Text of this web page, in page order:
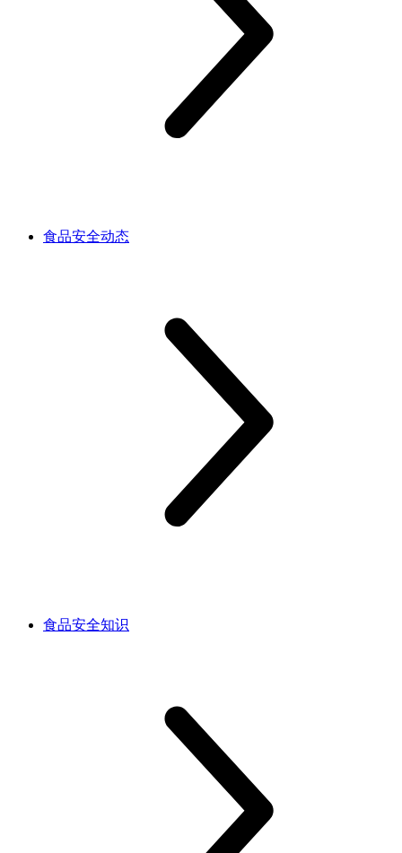
食品安全动态
食品安全知识